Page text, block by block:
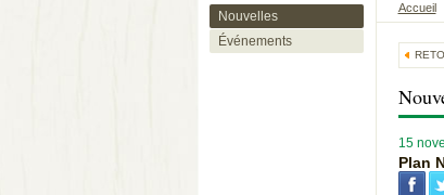
Nouvelles
Événements
Accueil
15
Plan